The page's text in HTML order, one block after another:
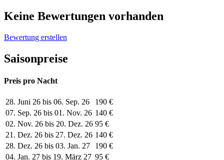
Keine Bewertungen vorhanden
Bewertung erstellen
Saisonpreise
Preis pro Nacht
28. Juni 26 bis 06. Sep. 26
190 €
07. Sep. 26 bis 01. Nov. 26 140 €
02. Nov. 26 bis 20. Dez. 26 95 €
21. Dez. 26 bis 27. Dez. 26 140 €
28. Dez. 26 bis 03. Jan. 27
190 €
04. Jan. 27 bis 19. März 27 95 €